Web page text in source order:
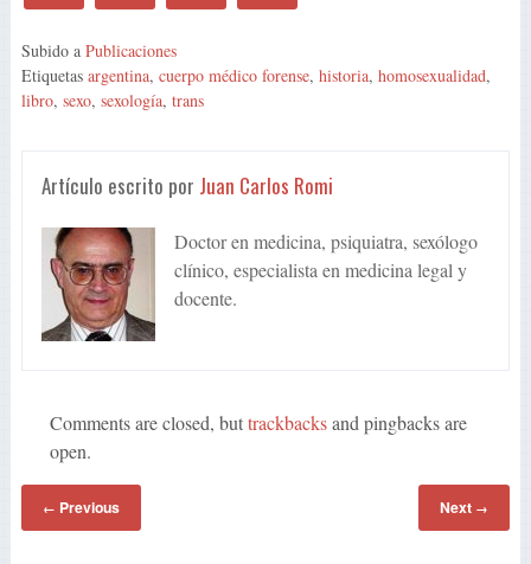
Subido a Publicaciones
Etiquetas argentina, cuerpo médico forense, historia, homosexualidad,
libro, sexo, sexología, trans
Artículo escrito por Juan Carlos Romi
Doctor en medicina, psiquiatra, sexólogo
clínico, especialista en medicina legal y
docente.
Comments are closed, buttrackbacksand pingbacks are
open.
← Previous Next →